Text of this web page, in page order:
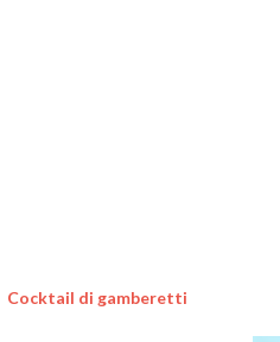
Cocktail di gamberetti